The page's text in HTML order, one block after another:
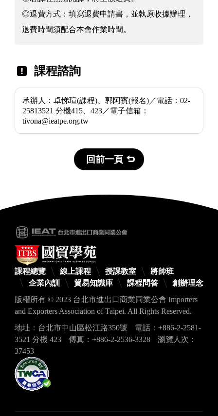
◎退費方式：填寫退費申請書，並執原收據辦理，
退費時間須配合本會作業時間。
課程諮詢
承辦人：卓悌瑄(課程)、郭阿賓(報名)／電話：02-
25813521 分機415、423／電子信箱：
tivona@ieatpe.org.tw
回前一頁
課程總覽 線上課程 授課教室
將帥班
企業內訓
貿易知識庫 課程問答
創辦理念
版權所有 © 2023 台北市進出口商業同業公會 Importers
and Exporters Association of Taipei. All Rights Reserved.
地址：台北市中山區松江路350號
電話：+886-2-2581-
3521 分機 423
傳真：+886-2-2536-3328
瀏覽人次：
37453